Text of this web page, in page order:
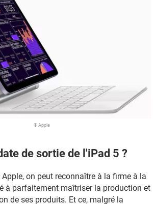
© Apple
de sortie de l'iPad 5 ?
on peut reconnaître à la firme à la
à parfaitement maîtriser la production et
de ses produits. Et ce, malgré la